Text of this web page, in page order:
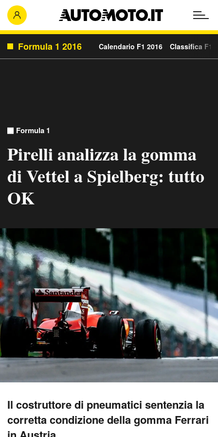
Formula 1 2016 Calendario F1 2016 Classifica F1
Formula 1
Pirelli analizza la gomma
di Vettel a Spielberg: tutto
OK
Il costruttore di pneumatici sentenzia la
corretta condizione della gomma Ferrari